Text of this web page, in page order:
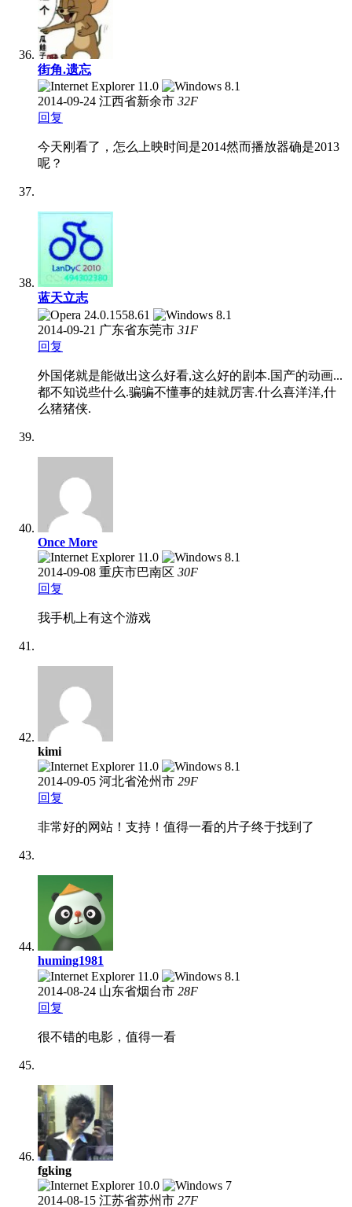
街角.遗忘
2014-09-24 江西省新余市 32F
回复
今天刚看了，怎么上映时间是2014然而播放器确是2013
呢？
蓝天立志
2014-09-21 广东省东莞市 31F
回复
外国佬就是能做出这么好看,这么好的剧本.国产的动画...
都不知说些什么.骗骗不懂事的娃就厉害.什么喜洋洋,什
么猪猪侠.
Once More
2014-09-08 重庆市巴南区 30F
回复
我手机上有这个游戏
kimi
2014-09-05 河北省沧州市 29F
回复
非常好的网站！支持！值得一看的片子终于找到了
huming1981
2014-08-24 山东省烟台市 28F
回复
很不错的电影，值得一看
fgking
2014-08-15 江苏省苏州市 27F